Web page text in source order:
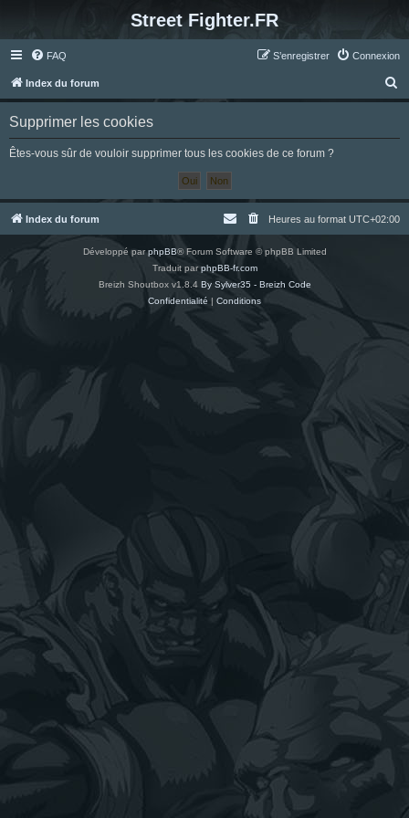
Street Fighter.FR
FAQ Connexion
S’enregistrer
Index du forum
e
h
Supprimer les cookies
Êtes-vous sûr de vouloir supprimer tous les cookies de ce forum ?
Index du forum Heures au format UTC+02:00
Développé parphpBB® Forum Software © phpBB Limited
Traduit parphpBB-fr.com
Breizh Shoutbox v1.8.4 By Sylver35 - Breizh Code
Confidentialité | Conditions